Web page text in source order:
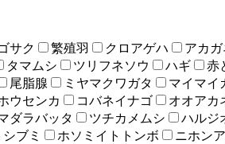
サク 繁殖羽 クロアゲハ アカ
タマムシ ツリフネソウ ハギ 赤
尾脂腺 ミヤマクワガタ マイマイ
ウセンカ コバネイナゴ オオアカ
ダラバッタ ツチカメムシ ハルジ
ブミ ホソミイトトンボ ニホン